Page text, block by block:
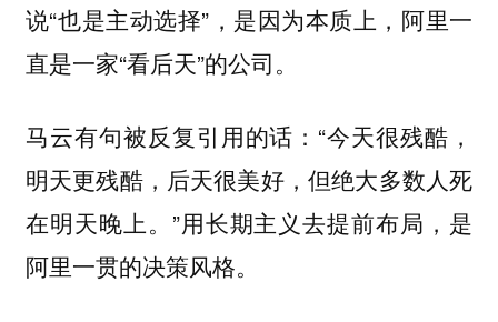
说“也是主动选择”，是因为本质上，阿里一
直是一家“看后天”的公司。
马云有句被反复引用的话：“今天很残酷，
明天更残酷，后天很美好，但绝大多数人死
在明天晚上。”用长期主义去提前布局，是
阿里一贯的决策风格。